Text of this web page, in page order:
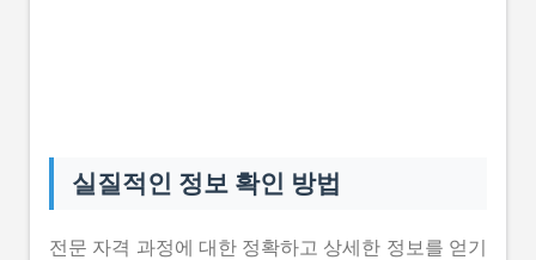
실질적인 정보 확인 방법
전문 자격 과정에 대한 정확하고 상세한 정보를 얻기